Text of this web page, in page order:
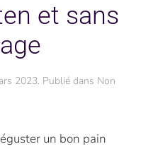
et sans
2023. Publié dans Non
un bon pain